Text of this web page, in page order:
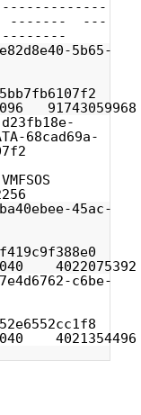
------- ---
5b65-
5bb7fb6107f2
91743059968
68cad69a-
VMFSOS
45ac-
f419c9f388e0
4022075392
c6be-
52e6552cc1f8
4021354496